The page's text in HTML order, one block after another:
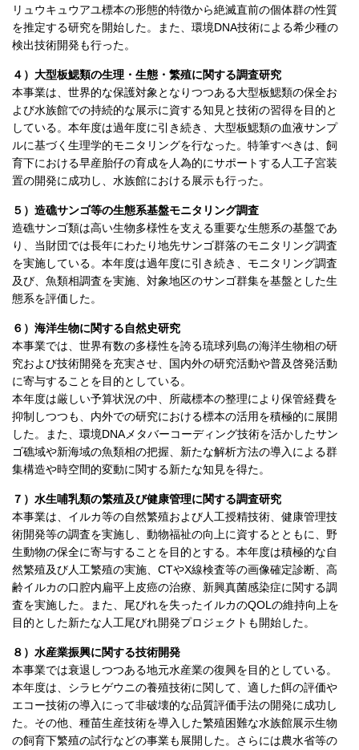
リュウキュウアユ標本の形態的特徴から絶滅直前の個体群の性質
を推定する研究を開始した。また、環境DNA技術による希少種の
検出技術開発も行った。
４）大型板鰓類の生理・生態・繁殖に関する調査研究
本事業は、世界的な保護対象となりつつある大型板鰓類の保全お
よび水族館での持続的な展示に資する知見と技術の習得を目的と
している。本年度は過年度に引き続き、大型板鰓類の血液サンプ
ルに基づく生理学的モニタリングを行なった。特筆すべきは、飼
育下における早産胎仔の育成を人為的にサポートする人工子宮装
置の開発に成功し、水族館における展示も行った。
５）造礁サンゴ等の生態系基盤モニタリング調査
造礁サンゴ類は高い生物多様性を支える重要な生態系の基盤であ
り、当財団では長年にわたり地先サンゴ群落のモニタリング調査
を実施している。本年度は過年度に引き続き、モニタリング調査
及び、魚類相調査を実施、対象地区のサンゴ群集を基盤とした生
態系を評価した。
６）海洋生物に関する自然史研究
本事業では、世界有数の多様性を誇る琉球列島の海洋生物相の研
究および技術開発を充実させ、国内外の研究活動や普及啓発活動
に寄与することを目的としている。
本年度は厳しい予算状況の中、所蔵標本の整理により保管経費を
抑制しつつも、内外での研究における標本の活用を積極的に展開
した。また、環境DNAメタバーコーディング技術を活かしたサン
ゴ礁域や新海域の魚類相の把握、新たな解析方法の導入による群
集構造や時空間的変動に関する新たな知見を得た。
７）水生哺乳類の繁殖及び健康管理に関する調査研究
本事業は、イルカ等の自然繁殖および人工授精技術、健康管理技
術開発等の調査を実施し、動物福祉の向上に資するとともに、野
生動物の保全に寄与することを目的とする。本年度は積極的な自
然繁殖及び人工繁殖の実施、CTやX線検査等の画像確定診断、高
齢イルカの口腔内扁平上皮癌の治療、新興真菌感染症に関する調
査を実施した。また、尾びれを失ったイルカのQOLの維持向上を
目的とした新たな人工尾びれ開発プロジェクトも開始した。
８）水産業振興に関する技術開発
本事業では衰退しつつある地元水産業の復興を目的としている。
本年度は、シラヒゲウニの養殖技術に関して、適した餌の評価や
エコー技術の導入にって非破壊的な品質評価手法の開発に成功し
た。その他、種苗生産技術を導入した繁殖困難な水族館展示生物
の飼育下繁殖の試行などの事業も展開した。さらには農水省等の